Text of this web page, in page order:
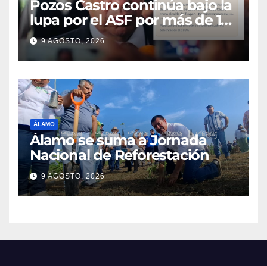
Pozos Castro continúa bajo la
lupa por el ASF por más de 10
MDP
9 AGOSTO, 2026
ÁLAMO
Álamo se suma a Jornada
Nacional de Reforestación
9 AGOSTO, 2026